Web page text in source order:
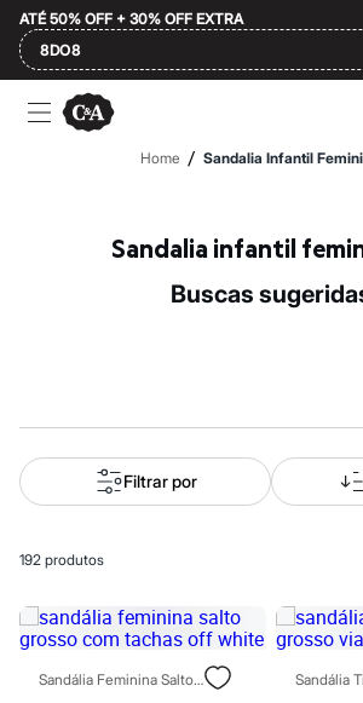
ATÉ 50% OFF + 30% OFF EXTRA
8DO8
Ofertas
Compre por Departamento
2 calçados por R$189
2 peças por R$199
A partir de 60% off
Feminino
Em alta
Inverno
Roupas
Básicos
Calças
Casacos e Jaquetas
Jeans
Home / Sandalia Infantil
Sandalia infantil
buscas
Filtrar por
192 produtos
Sandália Feminina Salto Grosso Com Tachas Off White